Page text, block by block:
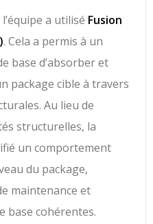
a utilisé Fusion
). Cela a permis à un
base d’absorber et
package cible à travers
Au lieu de
structurelles, la
un comportement
du package,
maintenance et
base cohérentes.